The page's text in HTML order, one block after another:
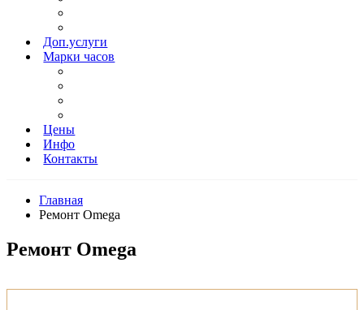
Доп.услуги
Марки часов
Цены
Инфо
Контакты
Главная
Ремонт Omega
Ремонт Omega